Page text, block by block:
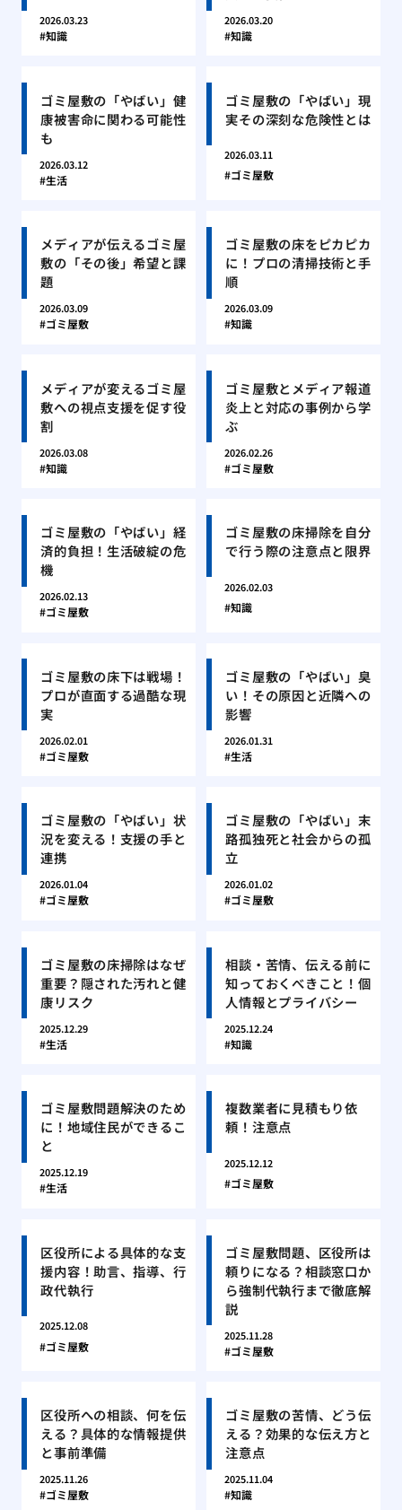
2026.03.23
知識
2026.03.20
知識
ゴミ屋敷の「やばい」健
康被害命に関わる可能性
も
2026.03.12
生活
ゴミ屋敷の「やばい」現
実その深刻な危険性とは
2026.03.11
ゴミ屋敷
メディアが伝えるゴミ屋
敷の「その後」希望と課
題
2026.03.09
ゴミ屋敷
ゴミ屋敷の床をピカピカ
に！プロの清掃技術と手
順
2026.03.09
知識
メディアが変えるゴミ屋
敷への視点支援を促す役
割
2026.03.08
知識
ゴミ屋敷とメディア報道
炎上と対応の事例から学
ぶ
2026.02.26
ゴミ屋敷
ゴミ屋敷の「やばい」経
済的負担！生活破綻の危
機
2026.02.13
ゴミ屋敷
ゴミ屋敷の床掃除を自分
で行う際の注意点と限界
2026.02.03
知識
ゴミ屋敷の床下は戦場！
プロが直面する過酷な現
実
2026.02.01
ゴミ屋敷
ゴミ屋敷の「やばい」臭
い！その原因と近隣への
影響
2026.01.31
生活
ゴミ屋敷の「やばい」状
況を変える！支援の手と
連携
2026.01.04
ゴミ屋敷
ゴミ屋敷の「やばい」末
路孤独死と社会からの孤
立
2026.01.02
ゴミ屋敷
ゴミ屋敷の床掃除はなぜ
重要？隠された汚れと健
康リスク
2025.12.29
生活
相談・苦情、伝える前に
知っておくべきこと！個
人情報とプライバシー
2025.12.24
知識
ゴミ屋敷問題解決のため
に！地域住民ができるこ
と
2025.12.19
生活
複数業者に見積もり依
頼！注意点
2025.12.12
ゴミ屋敷
区役所による具体的な支
援内容！助言、指導、行
政代執行
2025.12.08
ゴミ屋敷
ゴミ屋敷問題、区役所は
頼りになる？相談窓口か
ら強制代執行まで徹底解
説
2025.11.28
ゴミ屋敷
区役所への相談、何を伝
える？具体的な情報提供
と事前準備
2025.11.26
ゴミ屋敷
ゴミ屋敷の苦情、どう伝
える？効果的な伝え方と
注意点
2025.11.04
知識